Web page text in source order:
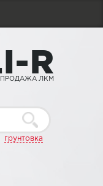
I-R
ПРОДАЖА ЛКМ
грунтовка